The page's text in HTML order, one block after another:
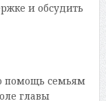
и обсудить
помощь семьям
главы